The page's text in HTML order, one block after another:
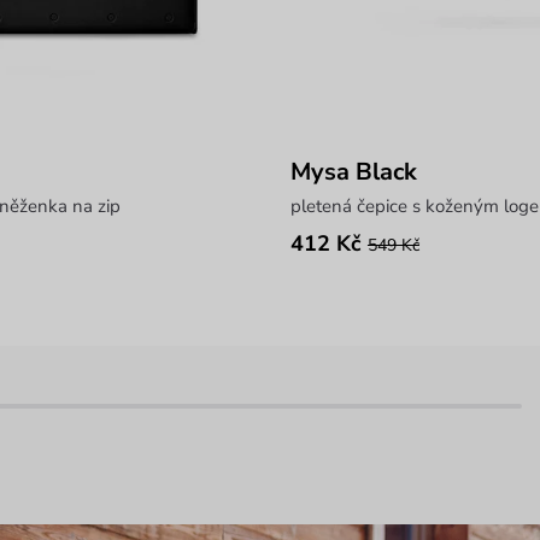
na zip
Mysa Black
pletená čepice s koženým
412 Kč 549 Kč